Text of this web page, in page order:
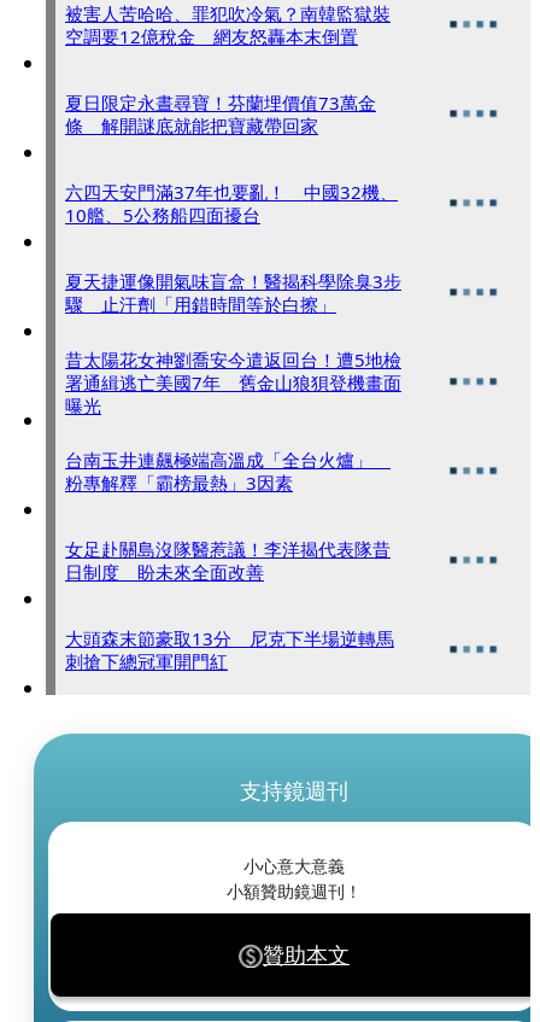
被害人苦哈哈、罪犯吹冷氣？南韓監獄裝
空調要12億稅金 網友怒轟本末倒置
夏日限定永晝尋寶！芬蘭埋價值73萬金
條 解開謎底就能把寶藏帶回家
六四天安門滿37年也要亂！ 中國32機、
10艦、5公務船四面擾台
夏天捷運像開氣味盲盒！醫揭科學除臭3步
驟 止汗劑「用錯時間等於白擦」
昔太陽花女神劉喬安今遣返回台！遭5地檢
署通緝逃亡美國7年 舊金山狼狽登機畫面
曝光
台南玉井連飆極端高溫成「全台火爐」
粉專解釋「霸榜最熱」3因素
女足赴關島沒隊醫惹議！李洋揭代表隊昔
日制度 盼未來全面改善
大頭森末節豪取13分 尼克下半場逆轉馬
刺搶下總冠軍開門紅
支持鏡週刊
小心意大意義
小額贊助鏡週刊！
贊助本文